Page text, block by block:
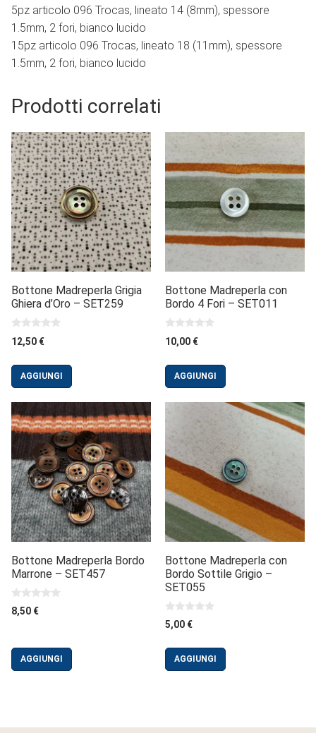
5pz articolo 096 Trocas, lineato 14 (8mm), spessore
1.5mm, 2 fori, bianco lucido
15pz articolo 096 Trocas, lineato 18 (11mm), spessore
1.5mm, 2 fori, bianco lucido
Prodotti correlati
Bottone Madreperla Grigia
Ghiera d’Oro – SET259
0
s
5
12,50 €
AGGIUNGI
Bottone Madreperla con
Bordo 4 Fori – SET011
0
s
5
10,00 €
AGGIUNGI
Bottone Madreperla Bordo
Marrone – SET457
0
s
8,50 €
AGGIUNGI
Bottone Madreperla con
Bordo Sottile Grigio –
SET055
0
s
5
5,00 €
AGGIUNGI